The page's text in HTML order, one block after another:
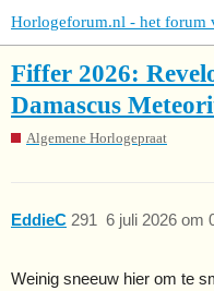
Horlogeforum.nl - het forum
Fiffer 2026:
Damascus
Algemene Horlogepraat
EddieC 6 juli 2026 om
291
Weinig sneeuw hier om te